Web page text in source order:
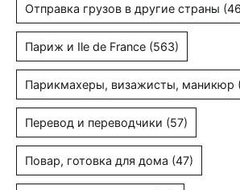
Отправка грузов в другие страны
Париж и Ile de France (563)
Парикмахеры, визажисты, маникюр
Перевод и переводчики (57)
Повар, готовка для дома (47)